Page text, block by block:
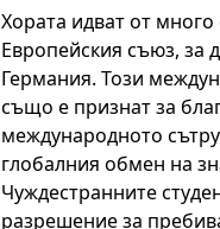
Хората идват от
Европейския съюз, за
Германия. Този
също е признат за
международното
глобалния обмен на
Чуждестранните
разрешение за